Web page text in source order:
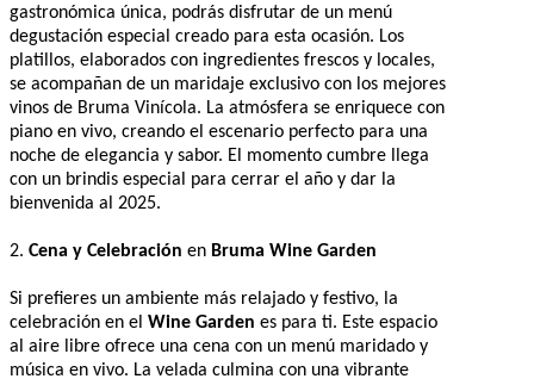
gastronómica única, podrás disfrutar de un menú
degustación especial creado para esta ocasión. Los
platillos, elaborados con ingredientes frescos y locales,
se acompañan de un maridaje exclusivo con los mejores
vinos de Bruma Vinícola. La atmósfera se enriquece con
piano en vivo, creando el escenario perfecto para una
noche de elegancia y sabor. El momento cumbre llega
con un brindis especial para cerrar el año y dar la
bienvenida al 2025.
2. Cena y Celebración en Bruma Wine Garden
Si prefieres un ambiente más relajado y festivo, la
celebración en el Wine Garden es para ti. Este espacio
al aire libre ofrece una cena con un menú maridado y
música en vivo. La velada culmina con una vibrante